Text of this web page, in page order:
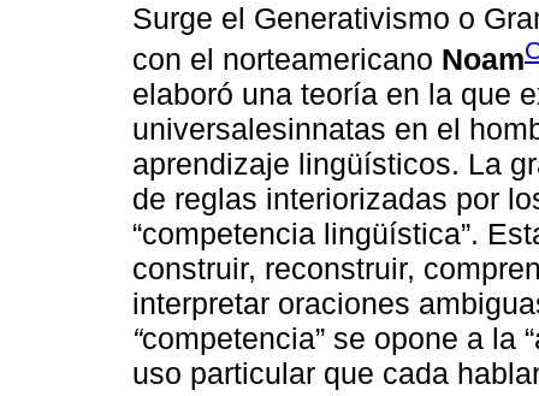
Surge el Generativismo o
con el norteamericano Noam
elaboró una teoría en la que
universalesinnatas en el
aprendizaje lingüísticos. La
de reglas interiorizadas por
“competencia lingüística”.
construir, reconstruir,
interpretar oraciones
“competencia” se opone a la
uso particular que cada